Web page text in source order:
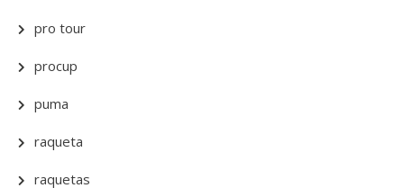
pro tour
procup
puma
raqueta
raquetas